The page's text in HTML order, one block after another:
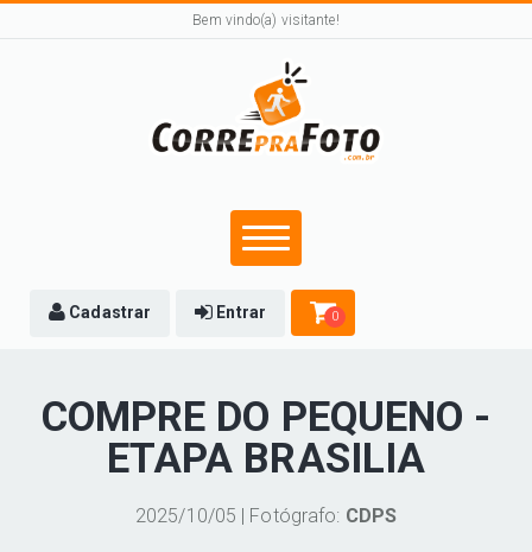
Bem vindo(a) visitante!
Cadastrar Entrar 0
COMPRE DO PEQUENO -
ETAPA BRASILIA
2025/10/05 | Fotógrafo: CDPS